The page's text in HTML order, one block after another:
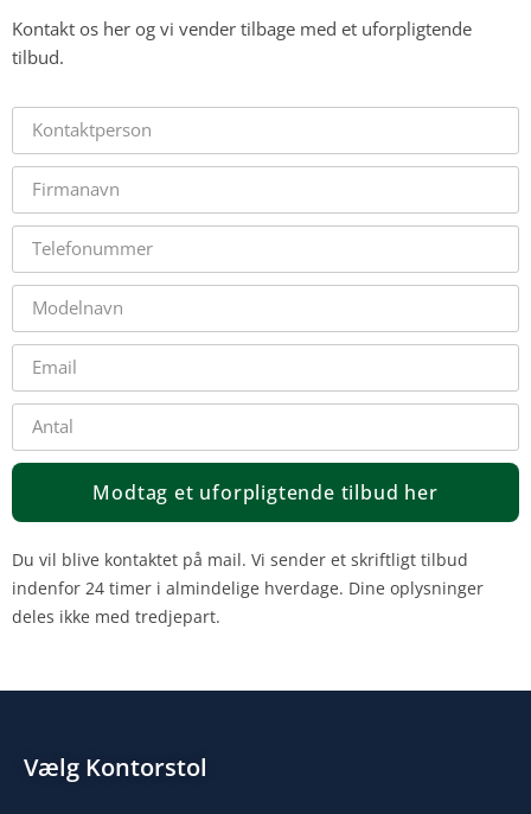
Kontakt os her og vi vender tilbage med et uforpligtende
tilbud.
Modtag et uforpligtende tilbud her
Du vil blive kontaktet på mail. Vi sender et skriftligt tilbud
indenfor 24 timer i almindelige hverdage. Dine oplysninger
deles ikke med tredjepart.
Vælg Kontorstol